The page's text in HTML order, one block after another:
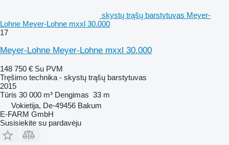
skystų trąšų barstytuvas Meyer-
Lohne Meyer-Lohne mxxl 30.000
17
Meyer-Lohne Meyer-Lohne mxxl 30.000
148 750 € Su PVM
Tręšimo technika - skystų trąšų barstytuvas
2015
Tūris 30 000 m³ Dengimas 33 m
Vokietija, De-49456 Bakum
E-FARM GmbH
Susisiekite su pardavėju